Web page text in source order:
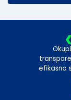
efikasno